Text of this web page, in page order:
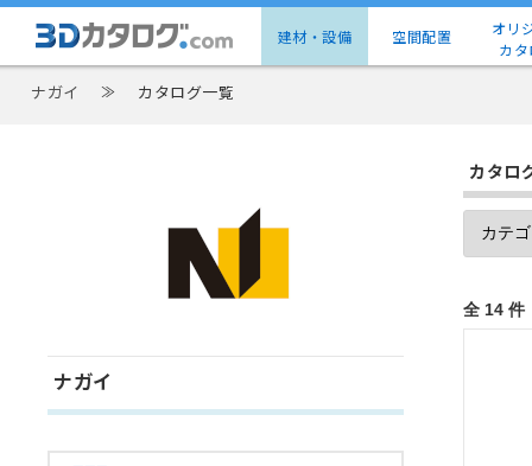
建材・設備 空間配置
オリ
カタ
ナガイ ≫ カタログ一覧
ナガイ
カタロ